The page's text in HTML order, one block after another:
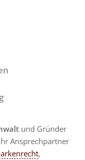
und Gründer
Ansprechpartner
,